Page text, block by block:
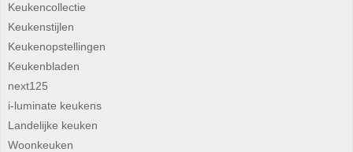
Keukencollectie
Keukenstijlen
Keukenopstellingen
Keukenbladen
next125
i-luminate keukens
Landelijke keuken
Woonkeuken